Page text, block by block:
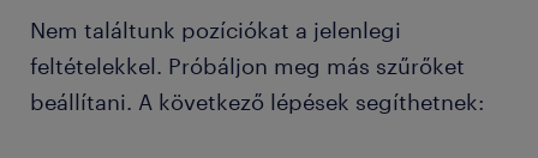
Nem találtunk pozíciókat a jelenlegi
feltételekkel. Próbáljon meg más szűrőket
beállítani. A következő lépések segíthetnek: